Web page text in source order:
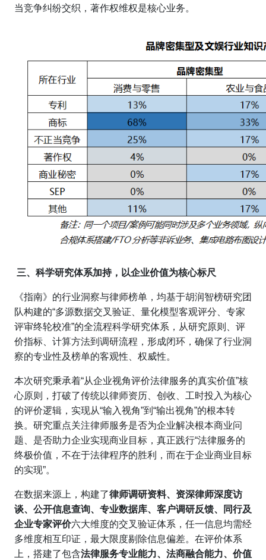
当竞争纠纷交织，著作权维权是核心业务。
三、科学研究体系加持，以企业价值为核心标尺
《指南》的行业洞察与律师榜单，均基于胡润智榜研究团
队构建的“多源数据交叉验证、量化模型客观评分、专家
评审终轮校准”的全流程科学研究体系，从研究原则、评
价指标、计算方法到调研流程，形成闭环，确保了行业洞
察的专业性及榜单的客观性、权威性。
本次研究秉承着“从企业视角评价法律服务的真实价值”核
心原则，打破了传统以律师资历、创收、工时投入为核心
的评价逻辑，实现从“输入视角”到“输出视角”的根本转
换。研究重点关注律师服务是否为企业解决根本商业问
题、是否助力企业实现商业目标，真正践行“法律服务的
终极价值，不在于法律程序的胜利，而在于企业商业目标
的实现”。
在数据来源上，构建了律师调研资料、资深律师深度访
谈、公开信息查询、专业数据库、客户调研反馈、同行及
企业专家评价六大维度的交叉验证体系，任一信息均需经
多维度相互印证，最大限度剔除信息偏差。在评价体系
上，搭建了包含法律服务专业能力、法商融合能力、价值